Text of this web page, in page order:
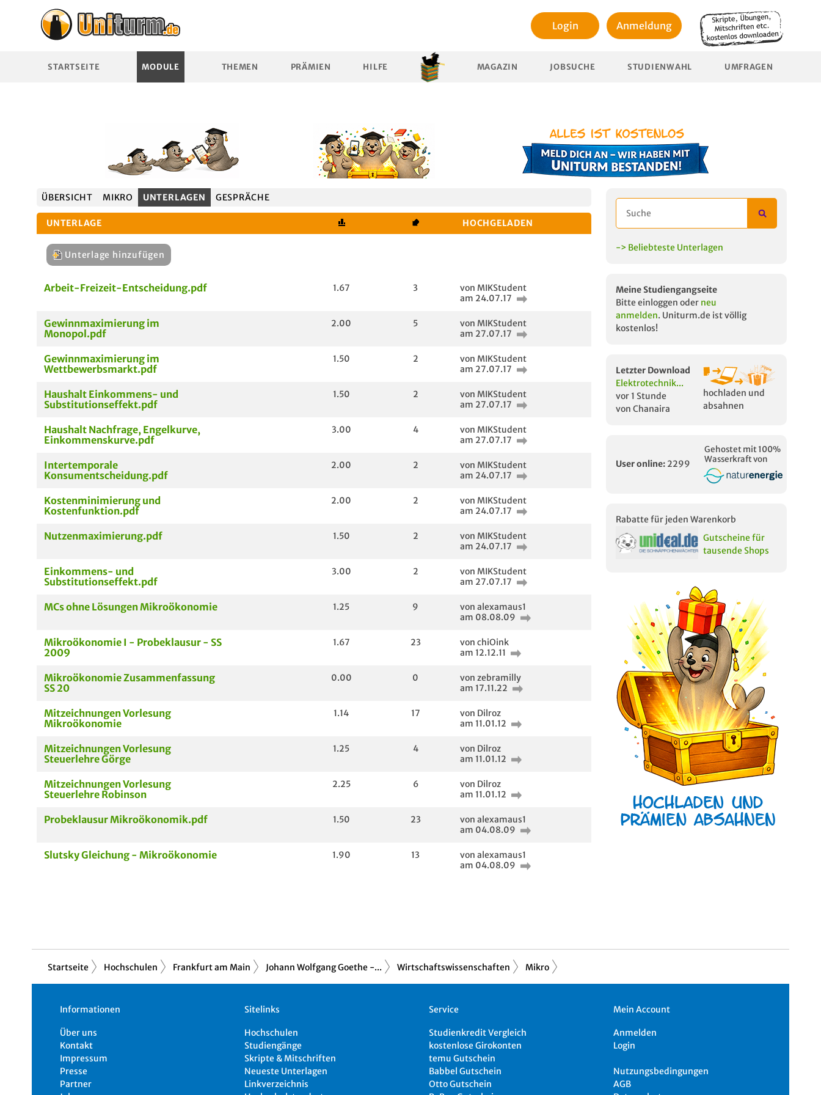
Login Anmeldung
STARTSEITE MODULE THEMEN PRÄMIEN HILFE MAGAZIN JOBSUCHE STUDIENWAHL UMFRAGEN
ÜBERSICHT MIKRO UNTERLAGEN GESPRÄCHE
UNTERLAGE HOCHGELADEN
Unterlage hinzufügen
Arbeit-Freizeit-Entscheidung.pdf 1.67 3
von MIKStudent
am 24.07.17
Gewinnmaximierung im
Monopol.pdf
2.00 5
von MIKStudent
am 27.07.17
Gewinnmaximierung im
Wettbewerbsmarkt.pdf
1.50 2
von MIKStudent
am 27.07.17
Haushalt Einkommens- und
Substitutionseffekt.pdf
1.50 2
von MIKStudent
am 27.07.17
Haushalt Nachfrage, Engelkurve,
Einkommenskurve.pdf
3.00 4
von MIKStudent
am 27.07.17
Intertemporale
Konsumentscheidung.pdf
2.00 2
von MIKStudent
am 24.07.17
Kostenminimierung und
Kostenfunktion.pdf
2.00 2
von MIKStudent
am 24.07.17
Nutzenmaximierung.pdf 1.50 2
von MIKStudent
am 24.07.17
Einkommens- und
Substitutionseffekt.pdf
3.00 2
von MIKStudent
am 27.07.17
MCs ohne Lösungen Mikroökonomie 1.25 9
von alexamaus1
am 08.08.09
Mikroökonomie I - Probeklausur - SS
2009
1.67 23
von chiOink
am 12.12.11
Mikroökonomie Zusammenfassung
SS 20
0.00 0
von zebramilly
am 17.11.22
Mitzeichnungen Vorlesung
Mikroökonomie
1.14 17
von Dilroz
am 11.01.12
Mitzeichnungen Vorlesung
Steuerlehre Görge
1.25 4
von Dilroz
am 11.01.12
Mitzeichnungen Vorlesung
Steuerlehre Robinson
2.25 6
von Dilroz
am 11.01.12
Probeklausur Mikroökonomik.pdf 1.50 23
von alexamaus1
am 04.08.09
Slutsky Gleichung - Mikroökonomie 1.90 13
von alexamaus1
am 04.08.09
-> Beliebteste Unterlagen
Meine Studiengangseite
Bitte einloggen oder neu
anmelden. Uniturm.de ist völlig
kostenlos!
Letzter Download
Elektrotechnik...
vor 1 Stunde
von Chanaira
hochladen und
absahnen
User online: 2299
Gehostet mit 100%
Wasserkraft von
Rabatte für jeden Warenkorb
Gutscheine für
tausende Shops
Startseite Hochschulen Frankfurt am Main Johann Wolfgang Goethe -... Wirtschaftswissenschaften Mikro
Informationen
Über uns
Kontakt
Impressum
Presse
Partner
Sitelinks
Hochschulen
Studiengänge
Skripte & Mitschriften
Neueste Unterlagen
Linkverzeichnis
Service
Studienkredit Vergleich
kostenlose Girokonten
temu Gutschein
Babbel Gutschein
Otto Gutschein
Mein Account
Anmelden
Login
Nutzungsbedingungen
AGB